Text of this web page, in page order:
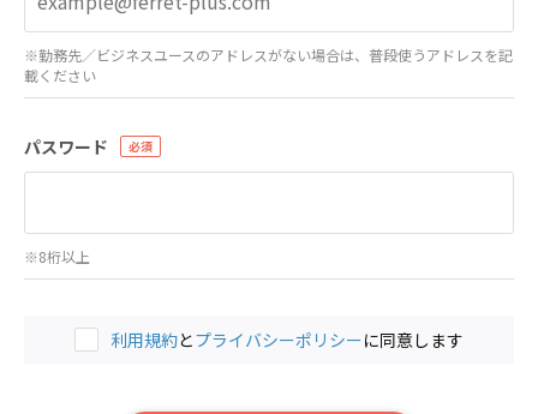
※勤務先／ビジネスユースのアドレスがない場合は、普段使うアドレスを記
載ください
パスワード
※8桁以上
利用規約とプライバシーポリシーに同意します